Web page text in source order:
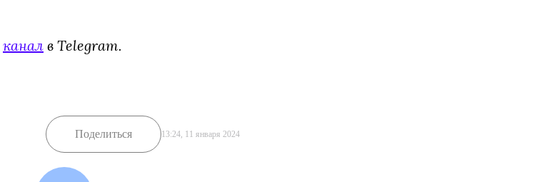
канал в Telegram.
Поделиться 13:24, 11 января 2024